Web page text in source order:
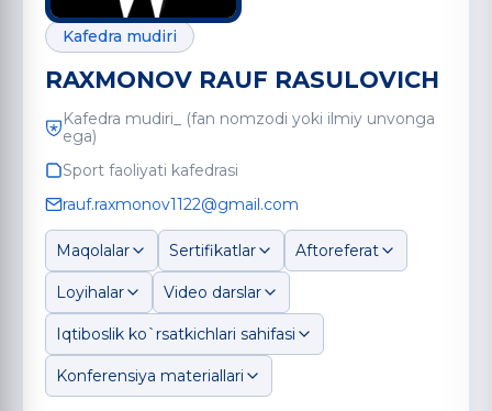
Kafedra mudiri
RAXMONOV RAUF RASULOVICH
Kafedra mudiri_ (fan nomzodi yoki ilmiy unvonga
ega)
Sport faoliyati kafedrasi
rauf.raxmonov1122@gmail.com
Maqolalar Sertifikatlar Aftoreferat
Loyihalar Video darslar
Iqtiboslik ko`rsatkichlari sahifasi
Konferensiya materiallari